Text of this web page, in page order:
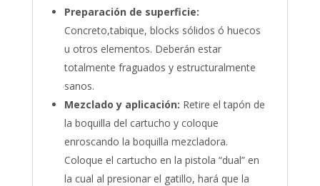
Preparación de superficie:
Concreto,tabique, blocks sólidos ó huecos
u otros elementos. Deberán estar
totalmente fraguados y estructuralmente
sanos.
Mezclado y aplicación: Retire el tapón de
la boquilla del cartucho y coloque
enroscando la boquilla mezcladora.
Coloque el cartucho en la pistola “dual” en
la cual al presionar el gatillo, hará que la